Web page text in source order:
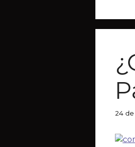
24